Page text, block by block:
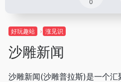
0
好玩趣站 涨见识
沙雕新闻
沙雕新闻(沙雕普拉斯)是一个